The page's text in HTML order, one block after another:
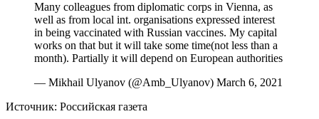
Many colleagues from diplomatic corps in Vienna, as
well as from local int. organisations expressed interest
in being vaccinated with Russian vaccines. My capital
works on that but it will take some time(not less than a
month). Partially it will depend on European authorities
— Mikhail Ulyanov (@Amb_Ulyanov) March 6, 2021
Источник: Российская газета